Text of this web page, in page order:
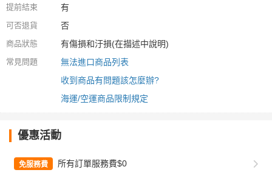
提前結束 有
可否退貨 否
商品狀態 有傷損和汙損(在描述中說明)
常見問題
無法進口商品列表
收到商品有問題該怎麼辦?
海運/空運商品限制規定
優惠活動
免服務費 所有訂單服務費$0